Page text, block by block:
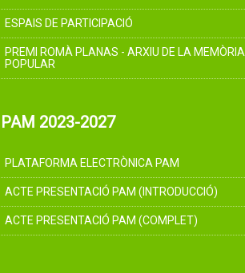
ESPAIS DE PARTICIPACIÓ
PREMI ROMÀ PLANAS - ARXIU DE LA MEMÒRIA
POPULAR
PAM 2023-2027
PLATAFORMA ELECTRÒNICA PAM
ACTE PRESENTACIÓ PAM (INTRODUCCIÓ)
ACTE PRESENTACIÓ PAM (COMPLET)